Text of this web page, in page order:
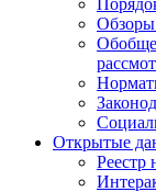
Открытые
Реестр